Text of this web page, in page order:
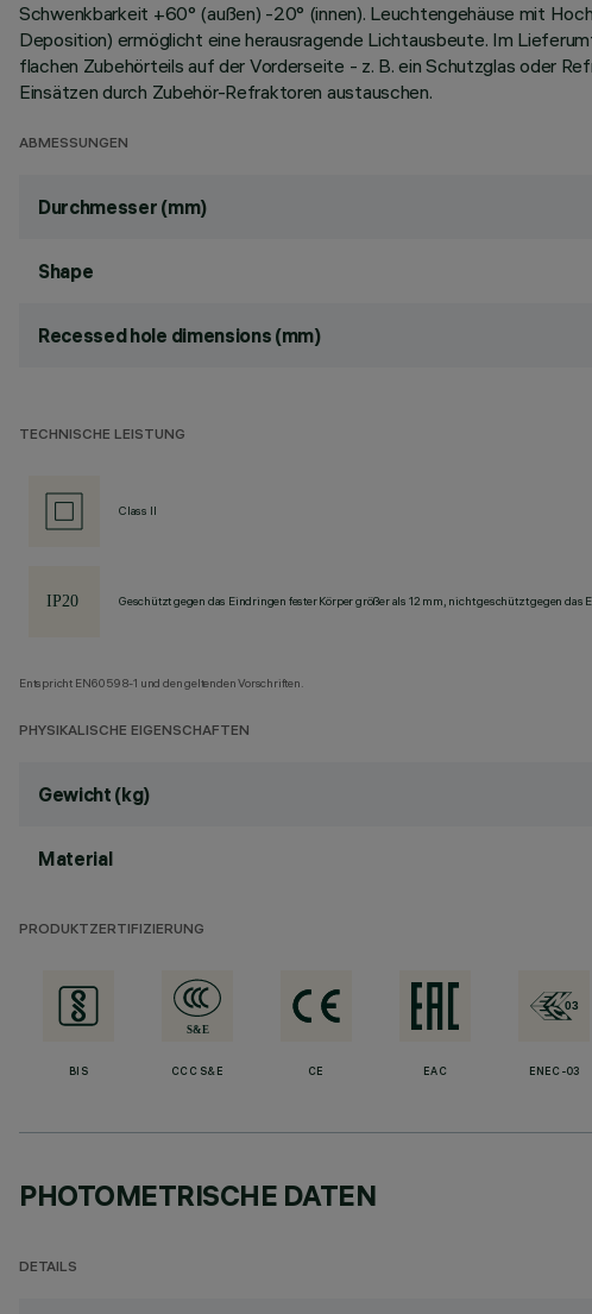
Schwenkbarkeit +60° (außen) -20° (innen). Leuchtengehäuse mit
Deposition) ermöglicht eine herausragende Lichtausbeute. Im
flachen Zubehörteils auf der Vorderseite - z. B. ein Schutzglas oder
Einsätzen durch Zubehör-Refraktoren austauschen.
ABMESSUNGEN
Durchmesser (mm)
Shape
Recessed hole dimensions (mm)
TECHNISCHE LEISTUNG
Class II
Geschützt gegen das Eindringen fester Körper größer als 12 mm, nicht geschützt gegen das
Entspricht EN60598-1 und den geltenden Vorschriften.
PHYSIKALISCHE EIGENSCHAFTEN
Gewicht (kg)
Material
PRODUKTZERTIFIZIERUNG
BIS CCC S&E CE EAC ENEC-03
PHOTOMETRISCHE DATEN
DETAILS